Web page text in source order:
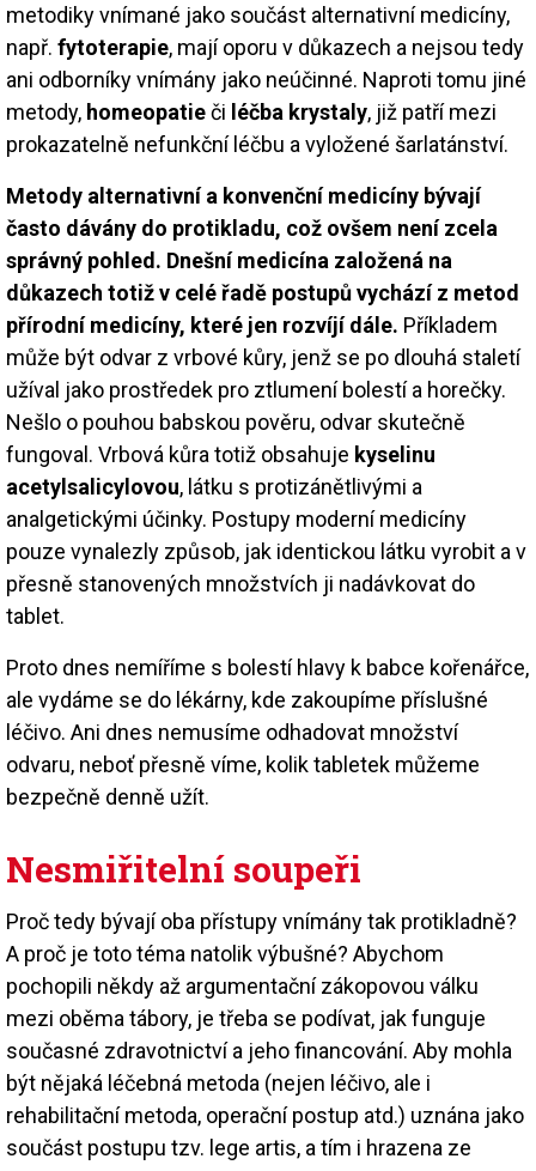
metodiky vnímané jako součást alternativní medicíny,
např. fytoterapie, mají oporu v důkazech a nejsou tedy
ani odborníky vnímány jako neúčinné. Naproti tomu jiné
metody, homeopatieči léčba krystaly, již patří mezi
prokazatelně nefunkční léčbu a vyložené šarlatánství.
Metody alternativní a konvenční medicíny bývají
často dávány do protikladu, což ovšem není zcela
správný pohled. Dnešní medicína založená na
důkazech totiž v celé řadě postupů vychází z metod
přírodní medicíny, které jen rozvíjí dále. Příkladem
může být odvar z vrbové kůry, jenž se po dlouhá staletí
užíval jako prostředek pro ztlumení bolestí a horečky.
Nešlo o pouhou babskou pověru, odvar skutečně
fungoval. Vrbová kůra totiž obsahuje kyselinu
acetylsalicylovou, látku s protizánětlivými a
analgetickými účinky. Postupy moderní medicíny
pouze vynalezly způsob, jak identickou látku vyrobit a v
přesně stanovených množstvích ji nadávkovat do
tablet.
Proto dnes nemíříme s bolestí hlavy k babce kořenářce,
ale vydáme se do lékárny, kde zakoupíme příslušné
léčivo. Ani dnes nemusíme odhadovat množství
odvaru, neboť přesně víme, kolik tabletek můžeme
bezpečně denně užít.
Nesmiřitelní soupeři
Proč tedy bývají oba přístupy vnímány tak protikladně?
A proč je toto téma natolik výbušné? Abychom
pochopili někdy až argumentační zákopovou válku
mezi oběma tábory, je třeba se podívat, jak funguje
současné zdravotnictví a jeho financování. Aby mohla
být nějaká léčebná metoda (nejen léčivo, ale i
rehabilitační metoda, operační postup atd.) uznána jako
součást postupu tzv. lege artis, a tím i hrazena ze